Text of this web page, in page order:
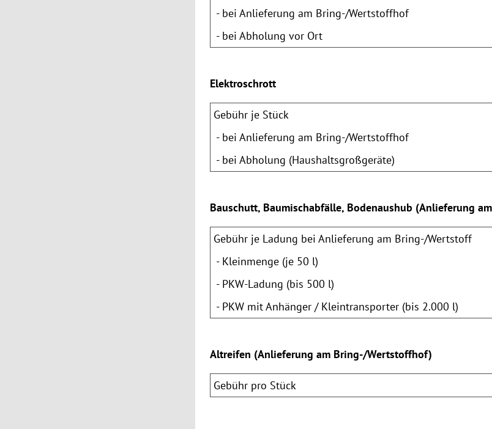
- bei Anlieferung am Bring-/Wertstoffhof
- bei Abholung vor Ort
Elektroschrott
Gebühr je Stück
- bei Anlieferung am Bring-/Wertstoffhof
- bei Abholung (Haushaltsgroßgeräte)
Bauschutt, Baumischabfälle, Bodenaushub (Anlieferung
Gebühr je Ladung bei Anlieferung am Bring-/Wertstoff
- Kleinmenge (je 50 l)
- PKW-Ladung (bis 500 l)
- PKW mit Anhänger / Kleintransporter (bis 2.000 l)
Altreifen (Anlieferung am Bring-/Wertstoffhof)
Gebühr pro Stück